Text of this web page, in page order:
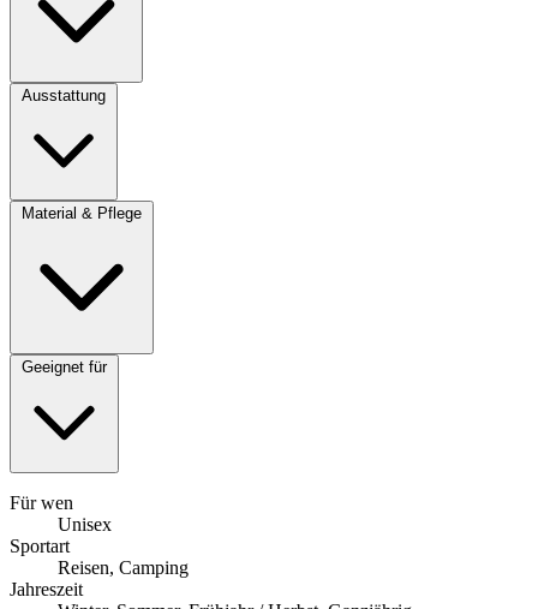
Ausstattung
Material & Pflege
Geeignet für
Für wen
Unisex
Sportart
Reisen, Camping
Jahreszeit